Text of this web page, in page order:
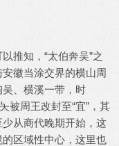
推知，“太伯奔吴”之
徽当涂交界的横山周
、横溪一带，时
被周王改封至“宜”，其
从商代晚期开始，这
区域性中心，这里也